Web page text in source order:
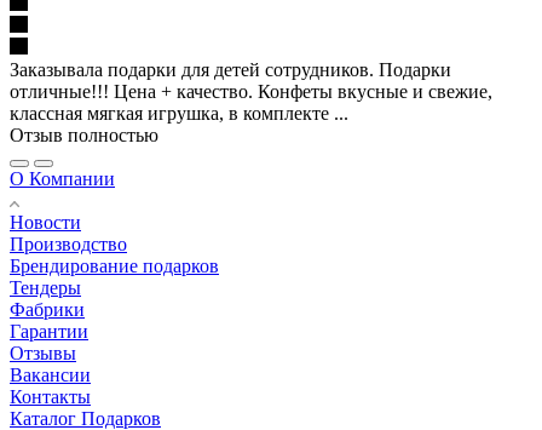
Заказывала подарки для детей сотрудников. Подарки
отличные!!! Цена + качество. Конфеты вкусные и свежие,
классная мягкая игрушка, в комплекте ...
Отзыв полностью
О Компании
Новости
Производство
Брендирование подарков
Тендеры
Фабрики
Гарантии
Отзывы
Вакансии
Контакты
Каталог Подарков